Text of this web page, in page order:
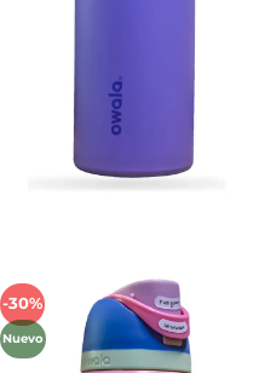
-30%
Nuevo
Añadir
lista de
deseos